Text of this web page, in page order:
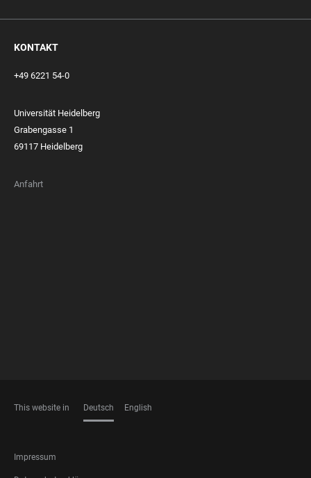
KONTAKT
+49 6221 54-0
Universität Heidelberg
Grabengasse 1
69117 Heidelberg
Anfahrt
This website in Deutsch English
FOOTER
LEGAL
Impressum